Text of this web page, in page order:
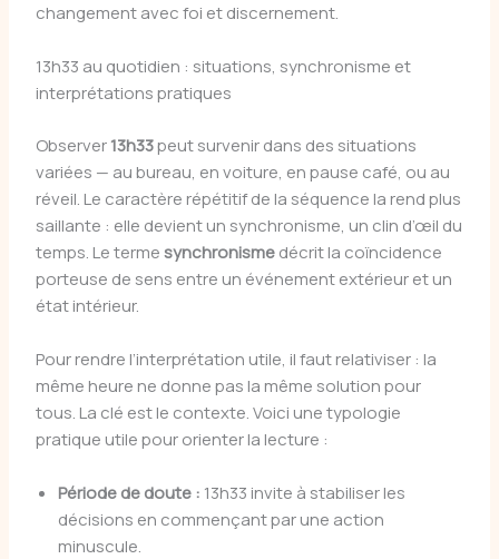
changement avec foi et discernement.
13h33 au quotidien : situations, synchronisme et
interprétations pratiques
Observer13h33peut survenir dans des situations
variées — au bureau, en voiture, en pause café, ou au
réveil. Le caractère répétitif de la séquence la rend plus
saillante : elle devient un synchronisme, un clin d’œil du
temps. Le termesynchronismedécrit la coïncidence
porteuse de sens entre un événement extérieur et un
état intérieur.
Pour rendre l’interprétation utile, il faut relativiser : la
même heure ne donne pas la même solution pour
tous. La clé est le contexte. Voici une typologie
pratique utile pour orienter la lecture :
Période de doute : 13h33 invite à stabiliser les
décisions en commençant par une action
minuscule.